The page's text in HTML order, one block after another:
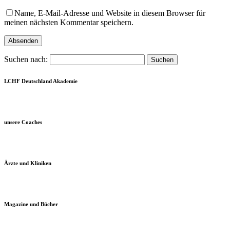
Name, E-Mail-Adresse und Website in diesem Browser für
meinen nächsten Kommentar speichern.
Suchen nach:
LCHF Deutschland Akademie
unsere Coaches
Ärzte und Kliniken
Magazine und Bücher